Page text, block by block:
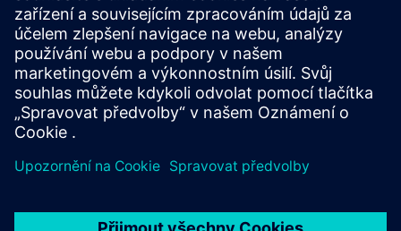
aligned energy management systems. Analyze electrical
networks to identify power quality disturbances,
harmonics and demand issues, establish measurement
frameworks and drive data-...
Další informace